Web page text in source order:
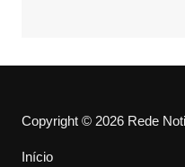
Copyright © 2026 Rede
Início